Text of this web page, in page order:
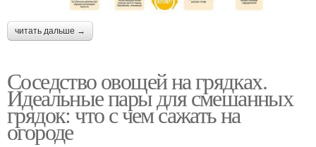
читать дальше →
Соседство овощей на грядках.
Идеальные пары для смешанных
грядок: что с чем сажать на
огороде